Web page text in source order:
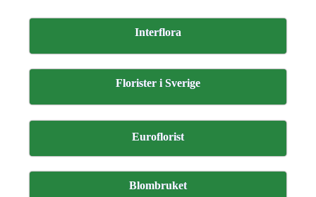
Interflora
Florister i Sverige
Euroflorist
Blombruket